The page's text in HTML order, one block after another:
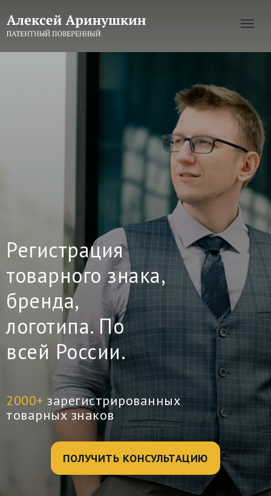
Регистрация
товарного знака,
бренда,
логотипа. По
всей России.
2000+ зарегистрированных
товарных знаков
ПОЛУЧИТЬ КОНСУЛЬТАЦИЮ